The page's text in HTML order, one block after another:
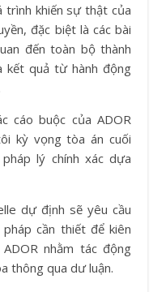
khiến sự thật của
đặc biệt là các bài
đến toàn bộ thành
kết quả từ hành động
cáo buộc của ADOR
kỳ vọng tòa án cuối
lý chính xác dựa
dự định sẽ yêu cầu
cần thiết để kiên
nhằm tác động
thông qua dư luận.